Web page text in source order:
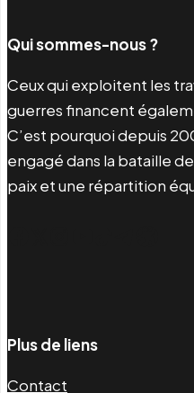
Qui sommes-nous ?
Ceux qui exploitent les
guerres financent
C’est pourquoi depuis
engagé dans la bataille
paix et une répartition
Plus de liens
Contact